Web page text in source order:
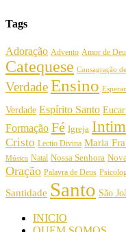
Tags
Adoração Advento Amor de
Catequese Consagração
VerdadeEnsino
Verdade Espírito Santo
Formação Fé Igreja
Cristo Lectio Divina Maria
Música Natal Nossa Senhora
Oração Palavra de Deus
Santidade Santo São
INICIO